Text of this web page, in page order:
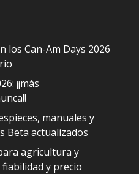
los Can-Am Days 2026
¡¡más
manuales y
Beta actualizados
agricultura y
y precio